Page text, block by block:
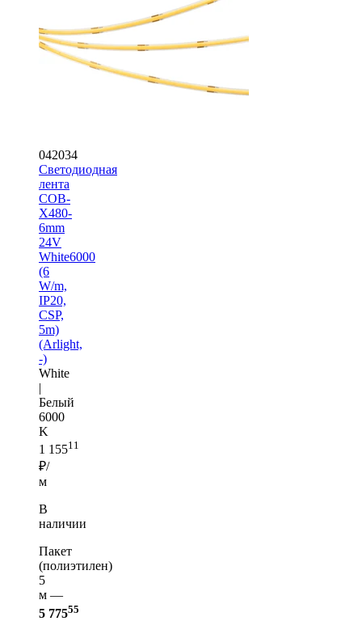
042034
Светодиодная
лента
COB-
X480-
6mm
24V
White6000
(6
W/m,
IP20,
CSP,
5m)
(Arlight,
-)
White
|
Белый
6000
K
1 15511
₽/
м
В
наличии
Пакет
(полиэтилен)
5
м —
5 77555